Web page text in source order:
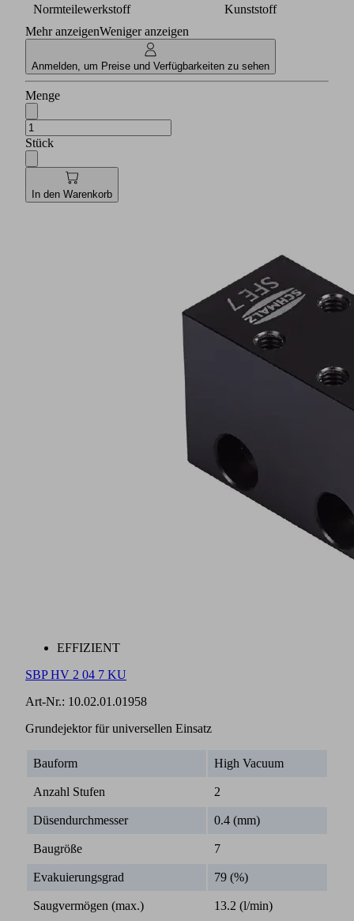
Produktfamilienübersicht
Dokumentation
steht
Ihnen
auch
vollumfänglich
Verfügung.
Normteilewerkstoff
Kunststoff
Mehr anzeigenWeniger anzeigen
Anmelden, um Preise und Verfügbarkeiten zu sehen
Menge
Stück
In den Warenkorb
EFFIZIENT
SBP HV 2 04 7 KU
Art-Nr.: 10.02.01.01958
Grundejektor für universellen Einsatz
Bauform High Vacuum
Anzahl Stufen 2
Düsendurchmesser 0.4 (mm)
Baugröße 7
Evakuierungsgrad 79 (%)
Saugvermögen (max.) 13.2 (l/min)